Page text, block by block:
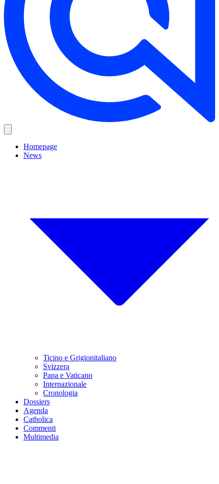
Homepage
News
Ticino e Grigionitaliano
Svizzera
Papa e Vaticano
Internazionale
Cronologia
Dossiers
Agenda
Catholica
Commenti
Multimedia